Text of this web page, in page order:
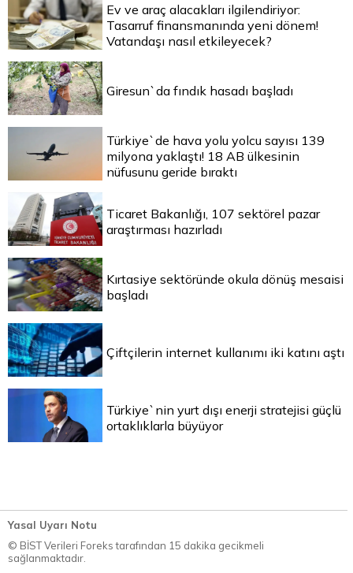
Ev ve araç alacakları ilgilendiriyor:
Tasarruf finansmanında yeni dönem!
Vatandaşı nasıl etkileyecek?
Giresun`da fındık hasadı başladı
Türkiye`de hava yolu yolcu sayısı 139
milyona yaklaştı! 18 AB ülkesinin
nüfusunu geride bıraktı
Ticaret Bakanlığı, 107 sektörel pazar
araştırması hazırladı
Kırtasiye sektöründe okula dönüş mesaisi
başladı
Çiftçilerin internet kullanımı iki katını aştı
Türkiye`nin yurt dışı enerji stratejisi güçlü
ortaklıklarla büyüyor
Yasal Uyarı Notu
© BİST Verileri Foreks tarafından 15 dakika gecikmeli
sağlanmaktadır.